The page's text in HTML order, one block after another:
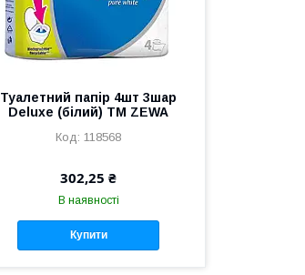
Туалетний папір 4шт 3шар
Deluxe (білий) ТМ ZEWA
118568
302,25 ₴
В наявності
Купити